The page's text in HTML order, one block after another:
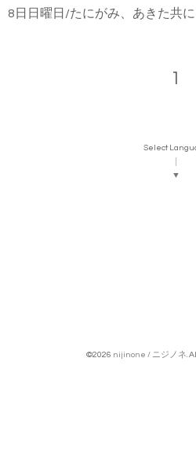
8日日曜日/たにがみ、あきた共
1
Select
▼
©2026 nijinone / ニジノネ .